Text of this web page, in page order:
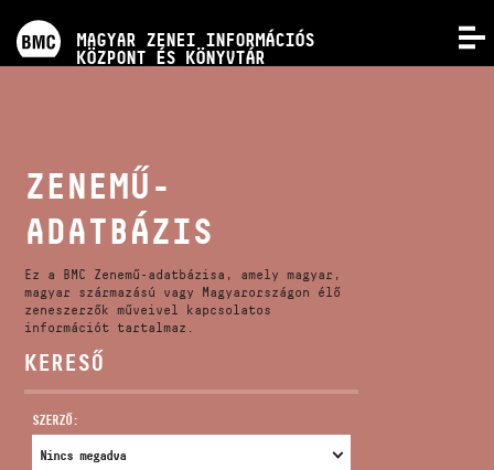
MAGYAR ZENEI INFORMÁCIÓS
KÖZPONT ÉS KÖNYVTÁR
KÉPZÉSEK
KIADVÁNYOK
RÓLUNK
VIDEÓ GALÉRIA
ZENEMŰ-
ADATBÁZIS
Ez a BMC Zenemű-adatbázisa, amely magyar,
magyar származású vagy Magyarországon élő
zeneszerzők műveivel kapcsolatos
információt tartalmaz.
KERESŐ
SZERZŐ: